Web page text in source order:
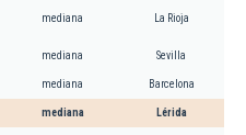
mediana La Rioja
mediana Sevilla
mediana Barcelona
mediana Lérida